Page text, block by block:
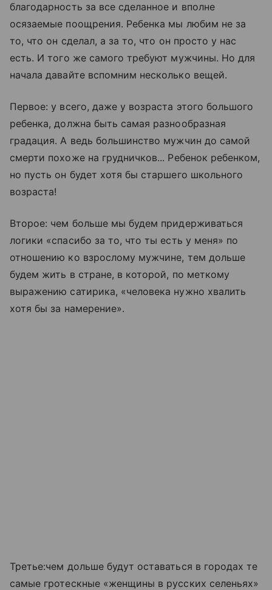
благодарность за все сделанное и вполне
осязаемые поощрения. Ребенка мы любим не за
то, что он сделал, а за то, что он просто у нас
есть. И того же самого требуют мужчины. Но для
начала давайте вспомним несколько вещей.
Первое: у всего, даже у возраста этого большого
ребенка, должна быть самая разнообразная
градация. А ведь большинство мужчин до самой
смерти похоже на грудничков... Ребенок ребенком,
но пусть он будет хотя бы старшего школьного
возраста!
Второе: чем больше мы будем придерживаться
логики «спасибо за то, что ты есть у меня» по
отношению ко взрослому мужчине, тем дольше
будем жить в стране, в которой, по меткому
выражению сатирика, «человека нужно хвалить
хотя бы за намерение».
Третье:чем дольше будут оставаться в городах те
самые гротескные «женщины в русских селеньях»